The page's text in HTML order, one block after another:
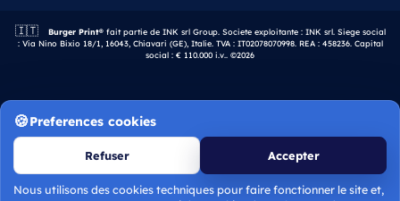
🇮🇹 Entreprise italienne.
Burger Print®fait partie de INK srl Group. Societe exploitante : INK srl. Siege social
: Via Nino Bixio 18/1, 16043, Chiavari (GE), Italie. TVA : IT02078070998. REA : 458236. Capital
social : € 110.000 i.v.. ©2026
Preferences cookies
Refuser Accepter
Nous utilisons des cookies techniques pour faire fonctionner le site et,